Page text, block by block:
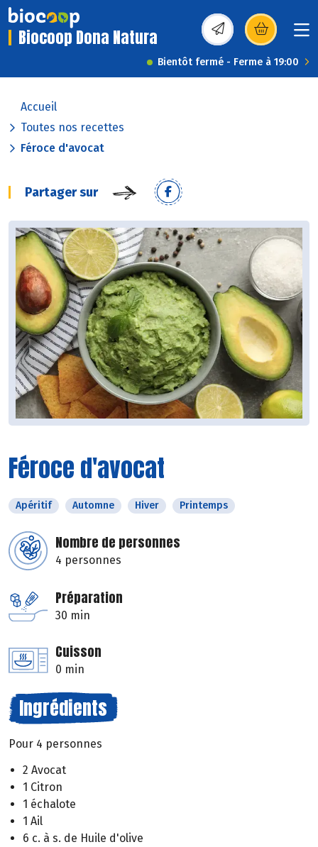
Biocoop Dona Natura (s’ouvre dans une
Bientôt fermé - Ferme à 19:00
Accueil
Toutes nos recettes
Féroce d'avocat
Partager sur
Féroce d'avocat
Apéritif Automne Hiver Printemps
Nombre de personnes
4 personnes
Préparation
30 min
Cuisson
0 min
Ingrédients
Pour 4 personnes
2 Avocat
1 Citron
1 échalote
1 Ail
6 c. à s. de Huile d'olive